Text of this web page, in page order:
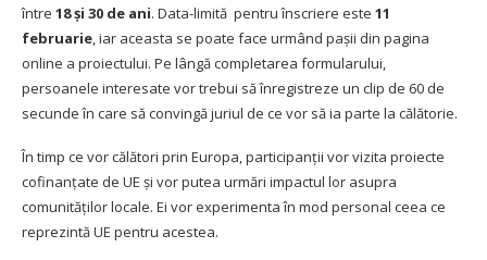
între 18 și 30 de ani. Data-limită pentru înscriere este 11
februarie, iar aceasta se poate face urmând pașii din pagina
online a proiectului. Pe lângă completarea formularului,
persoanele interesate vor trebui să înregistreze un clip de 60 de
secunde în care să convingă juriul de ce vor să ia parte la călătorie.
În timp ce vor călători prin Europa, participanții vor vizita proiecte
cofinanțate de UE și vor putea urmări impactul lor asupra
comunităților locale. Ei vor experimenta în mod personal ceea ce
reprezintă UE pentru acestea.